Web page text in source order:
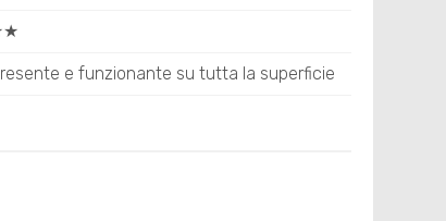
e funzionante su tutta la superficie